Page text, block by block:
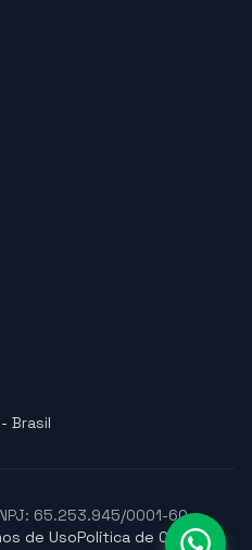
Brasil
65.253.945/0001-60
de UsoPolítica de Cookies